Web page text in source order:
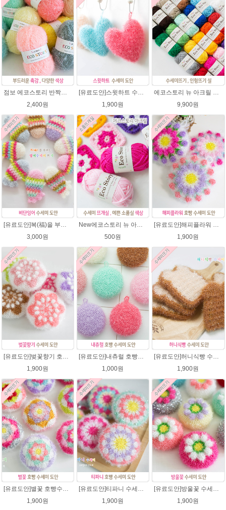
점보 에코스토리 반짝이 80g 대용량 수세미뜨기 뜨개실 친환경소품 뜨개질실//웰빙수세미실/반짝이수세미실/반짝이뜨개실/ 수세미실/대용량수세미/빤짝이실
2,400원
[유료도안]스윗하트 수세미뜨기 도안(수세미실은 옵션에서 추가구매 가능)예쁜수세미뜨기/빤짝이 수세미실/웰빙수세미실/고급수세미실/하트뜨기 반짝이수세미 하트수세미
1,900원
에코스토리 뉴 아크릴 21색상(전색상) 1세트 / 수세미실 인형제작 뜨개실 친환경소품 뜨개질실 아크릴수세미실
9,900원
3,000원
500원
1,900원
[유료도안]벚꽃향기 호빵수세미뜨기 도안(수세미실은 옵션에서 추가구매 가능)/수세미뜨기/수세미실/반짝이수세미/반짝이실/별수세미 호빵수세미 웰빙수세미 퐁퐁수세미 코바늘수세미
1,900원
[유료도안]내츄럴 호빵수세미 코바늘뜨기 수세미뜨기 뜨개질 도안 반짝이실
1,000원
[유료도안]허니식빵 수세미뜨기 코바늘뜨기도안 /수세미뜨기/수세미실/반짝이수세미/반짝이실/수세미실 웰빙수세미 퐁퐁수세미 식빵 코바늘수세미
1,900원
[유료도안]별꽃 호빵수세미뜨기 도안(수세미실은 옵션에서 추가구매 가능)/수세미뜨기/수세미실/반짝이수세미/반짝이실/별수세미 호빵수세미 웰빙수세미 퐁퐁수세미 코바늘수세미
1,900원
[유료도안]티파니 수세미뜨기 도안(수세미실은 옵션에서 추가구매 가능)/수세미뜨기/수세미실/반짝이수세미/반짝이실/웰빙수세미 퐁퐁수세미 코바늘수세미
1,900원
[유료도안]방울꽃 수세미뜨기 도안(수세미실은 옵션에서 추가구매 가능)/방울꽃수세미/별호빵수세미처럼 예쁜수세미뜨기/수세미실/퐁퐁수세미/웰빙수세미실/고급수세미실/꽃수세미/봄꽃향기수세미
1,900원